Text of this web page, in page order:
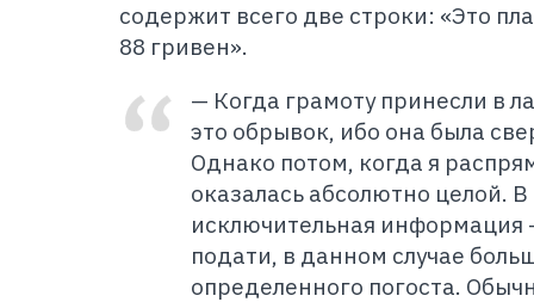
содержит всего две строки: «Это
88 гривен».
— Когда грамоту принесли в
это обрывок, ибо она была
Однако потом, когда я
оказалась абсолютно целой.
исключительная информация
подати, в данном случае
определенного погоста.